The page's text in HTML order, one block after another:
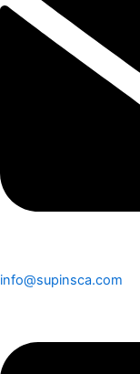
info@supinsca.com